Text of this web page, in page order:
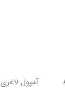
آمپول لاغری